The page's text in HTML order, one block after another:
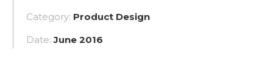
Category: Product Design
Date: June 2016